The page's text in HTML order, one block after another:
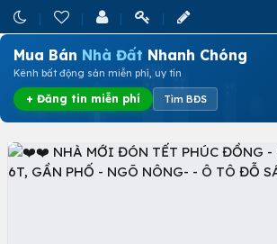
Mua Bán Nhà Đất Nhanh Chóng
Kênh bất động sản miễn phí, uy tín
+ Đăng tin miễn phí Tìm BĐS